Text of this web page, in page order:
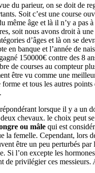
du parieur, on se doit de
Soit c’est une course
même âge et là il n’y a pas
soit nous avons droit à
d’âges et là on se
en banque et l’année de
150000€ contre des 8
de courses au compteur
être vu comme une
forme et tous les autres
lorsque il y a un
chevaux. le choix peut
ou mâle qui est
la femelle. Cependant, lors
être un peu perturbés par
Si l’on excepte les
de privilégier ces messieurs.